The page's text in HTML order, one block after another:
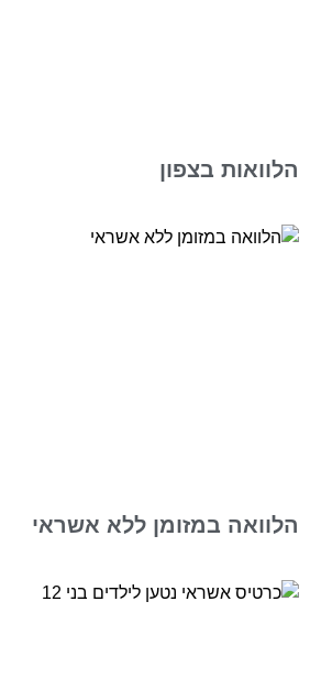
הלוואות בצפון
הלוואה במזומן ללא אשראי